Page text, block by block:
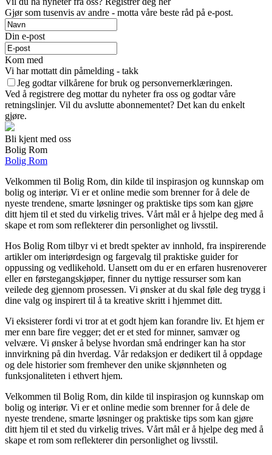
Gjør som tusenvis av andre - motta våre beste råd på e-post.
Din e-post
Kom med
Vi har mottatt din påmelding - takk
Jeg godtar vilkårene for bruk og personvernerklæringen.
Ved å registrere deg mottar du nyheter fra oss og godtar våre
retningslinjer. Vil du avslutte abonnementet? Det kan du enkelt
gjøre.
Bli kjent med oss
Bolig Rom
Bolig Rom
Velkommen til Bolig Rom, din kilde til inspirasjon og kunnskap om
bolig og interiør. Vi er et online medie som brenner for å dele de
nyeste trendene, smarte løsninger og praktiske tips som kan gjøre
ditt hjem til et sted du virkelig trives. Vårt mål er å hjelpe deg med å
skape et rom som reflekterer din personlighet og livsstil.
Hos Bolig Rom tilbyr vi et bredt spekter av innhold, fra inspirerende
artikler om interiørdesign og fargevalg til praktiske guider for
oppussing og vedlikehold. Uansett om du er en erfaren husrenoverer
eller en førstegangskjøper, finner du nyttige ressurser som kan
veilede deg gjennom prosessen. Vi ønsker at du skal føle deg trygg i
dine valg og inspirert til å ta kreative skritt i hjemmet ditt.
Vi eksisterer fordi vi tror at et godt hjem kan forandre liv. Et hjem er
mer enn bare fire vegger; det er et sted for minner, samvær og
velvære. Vi ønsker å belyse hvordan små endringer kan ha stor
innvirkning på din hverdag. Vår redaksjon er dedikert til å oppdage
og dele historier som fremhever den unike skjønnheten og
funksjonaliteten i ethvert hjem.
Velkommen til Bolig Rom, din kilde til inspirasjon og kunnskap om
bolig og interiør. Vi er et online medie som brenner for å dele de
nyeste trendene, smarte løsninger og praktiske tips som kan gjøre
ditt hjem til et sted du virkelig trives. Vårt mål er å hjelpe deg med å
skape et rom som reflekterer din personlighet og livsstil.